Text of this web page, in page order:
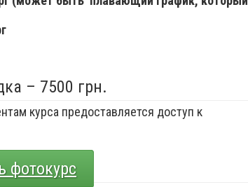
– 7500 грн.
курса предоставляется доступ к
фотокурс